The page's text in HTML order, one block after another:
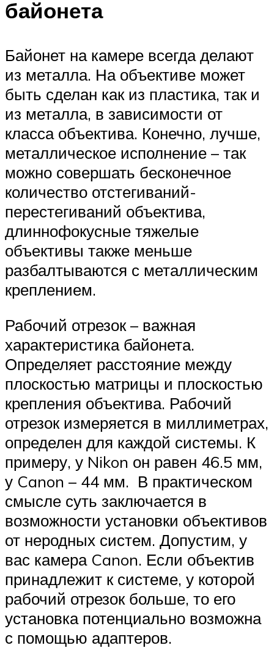
байонета
Байонет на камере всегда делают
из металла. На объективе может
быть сделан как из пластика, так и
из металла, в зависимости от
класса объектива. Конечно, лучше,
металлическое исполнение – так
можно совершать бесконечное
количество отстегиваний-
перестегиваний объектива,
длиннофокусные тяжелые
объективы также меньше
разбалтываются с металлическим
креплением.
Рабочий отрезок – важная
характеристика байонета.
Определяет расстояние между
плоскостью матрицы и плоскостью
крепления объектива. Рабочий
отрезок измеряется в миллиметрах,
определен для каждой системы. К
примеру, у Nikon он равен 46.5 мм,
у Canon – 44 мм. В практическом
смысле суть заключается в
возможности установки объективов
от неродных систем. Допустим, у
вас камера Canon. Если объектив
принадлежит к системе, у которой
рабочий отрезок больше, то его
установка потенциально возможна
с помощью адаптеров.